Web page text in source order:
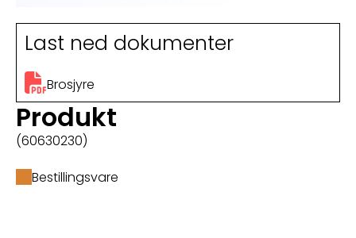
Last ned dokumenter
Brosjyre
Produkt
(60630230)
Bestillingsvare